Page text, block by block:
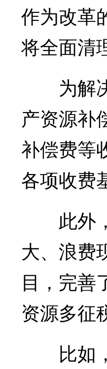
作为改革
将全面清
为解决
产资源补
补偿费等
各项收费
此外，
大、浪费
目，完善
资源多征
比如，